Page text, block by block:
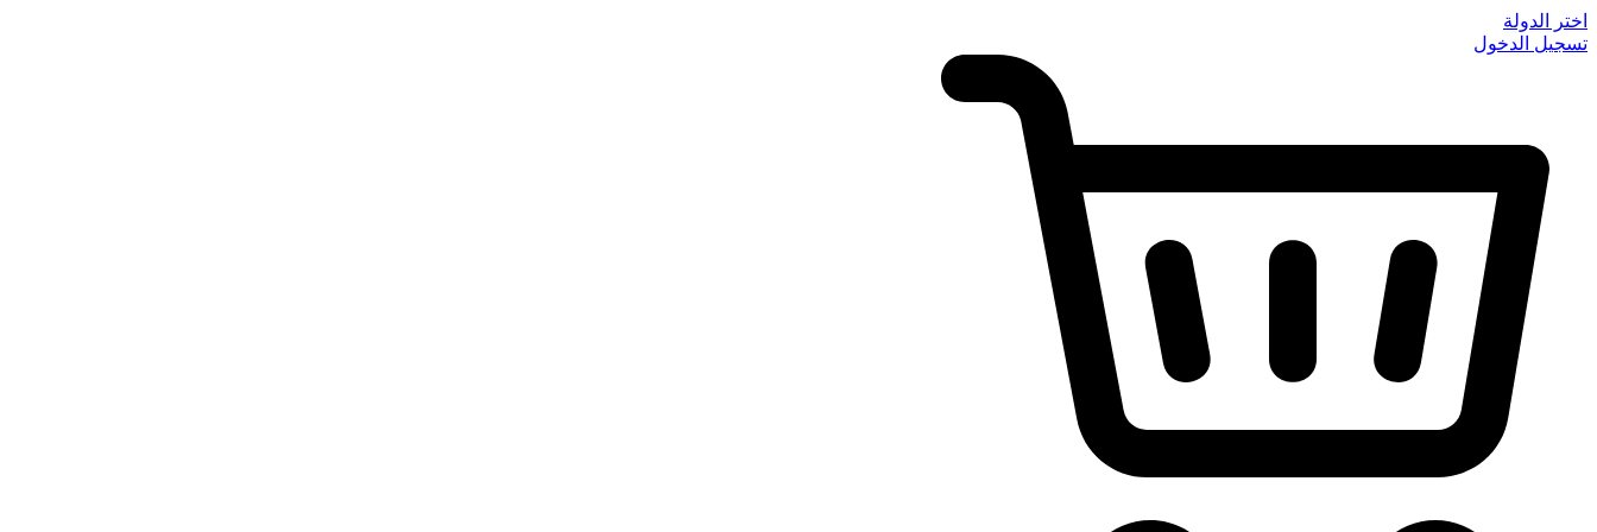
Skip
to
اختر الدولة
تسجيل الدخول